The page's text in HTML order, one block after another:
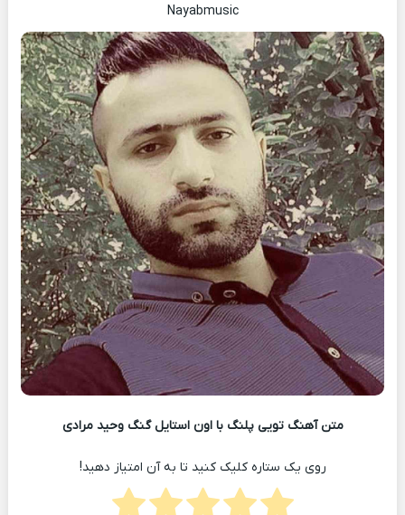
Nayabmusic
متن آهنگ تویی پلنگ با اون استایل گنگ وحید مرادی
روی یک ستاره کلیک کنید تا به آن امتیاز دهید!